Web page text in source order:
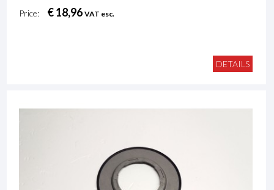
Price: € 18,96VAT esc.
DETAILS